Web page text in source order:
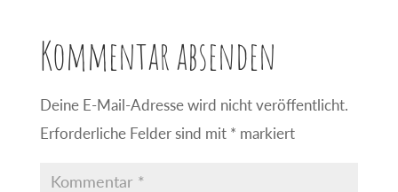
Kommentar absenden
Deine E-Mail-Adresse wird nicht veröffentlicht.
Erforderliche Felder sind mit * markiert